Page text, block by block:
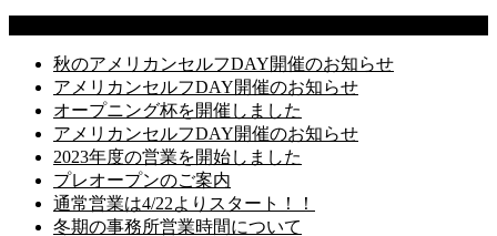
秋のアメリカンセルフDAY開催のお知らせ
アメリカンセルフDAY開催のお知らせ
オープニング杯を開催しました
アメリカンセルフDAY開催のお知らせ
2023年度の営業を開始しました
プレオープンのご案内
通常営業は4/22よりスタート！！
冬期の事務所営業時間について